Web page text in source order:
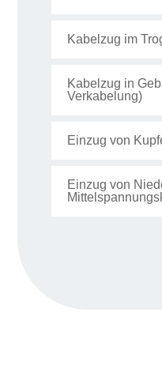
Kabelzug im
Kabelzug in
Verkabelung)
Einzug von
Einzug von